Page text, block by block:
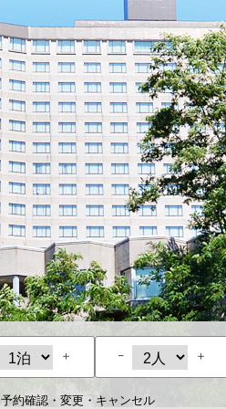
＋ − ＋
予約確認・変更・キャンセル